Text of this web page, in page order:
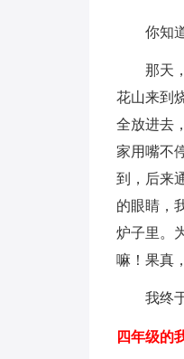
你知
那天
花山来到
全放进去
家用嘴不
到，后来
的眼睛，
炉子里。
嘛！果真
我终
四年级的